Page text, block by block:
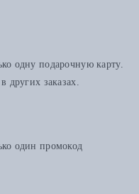
одну подарочную карту.
других заказах.
один промокод